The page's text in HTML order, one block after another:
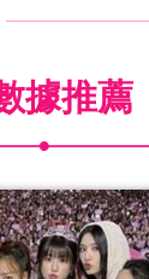
據推薦